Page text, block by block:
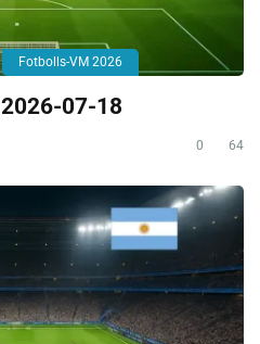
Fotbolls-VM 2026
07-18
0 64